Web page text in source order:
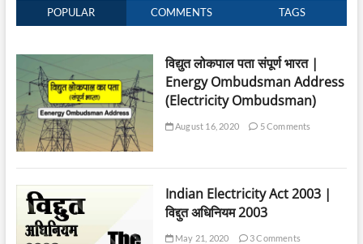
POPULAR COMMENTS TAGS
विद्युत लोकपाल पता संपूर्ण भारत |
Energy Ombudsman Address
(Electricity Ombudsman)
August 16, 2020 5 Comments
Indian Electricity Act 2003 |
विद्दुत अधिनियम 2003
May 21, 2020 3 Comments